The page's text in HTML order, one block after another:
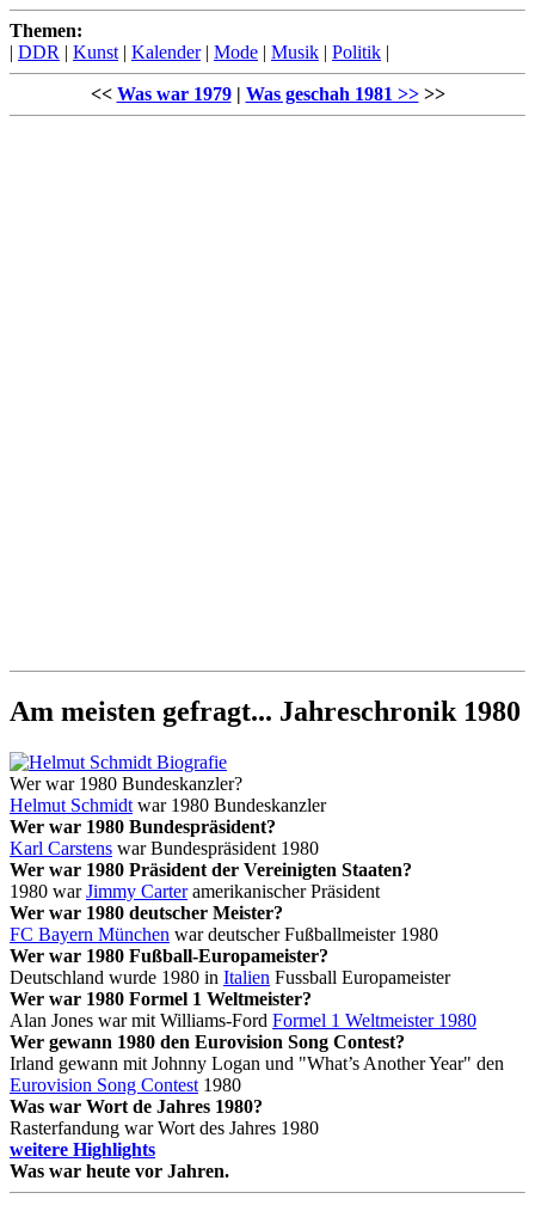
Themen:
| DDR | Kunst | Kalender| Mode | Musik | Politik |
<< Was war 1979| Was geschah 1981 >>>>
Am meisten gefragt... Jahreschronik 1980
Wer war 1980 Bundeskanzler?
Helmut Schmidt war 1980 Bundeskanzler
Wer war 1980 Bundespräsident?
Karl Carstens war Bundespräsident 1980
Wer war 1980 Präsident der Vereinigten Staaten?
1980 warJimmy Carteramerikanischer Präsident
Wer war 1980 deutscher Meister?
FC Bayern München war deutscher Fußballmeister 1980
Wer war 1980 Fußball-Europameister?
Deutschland wurde 1980 in Italien Fussball Europameister
Wer war 1980 Formel 1 Weltmeister?
Alan Jones war mit Williams-Ford Formel 1 Weltmeister 1980
Wer gewann 1980 den Eurovision Song Contest?
Irland gewann mit Johnny Logan und "What’s Another Year" den
Eurovision Song Contest 1980
Was war Wort de Jahres 1980?
Rasterfandung war Wort des Jahres 1980
weitere Highlights
Was war heute vor Jahren.